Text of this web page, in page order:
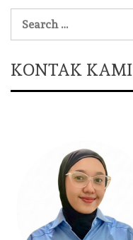
KONTAK KAMI